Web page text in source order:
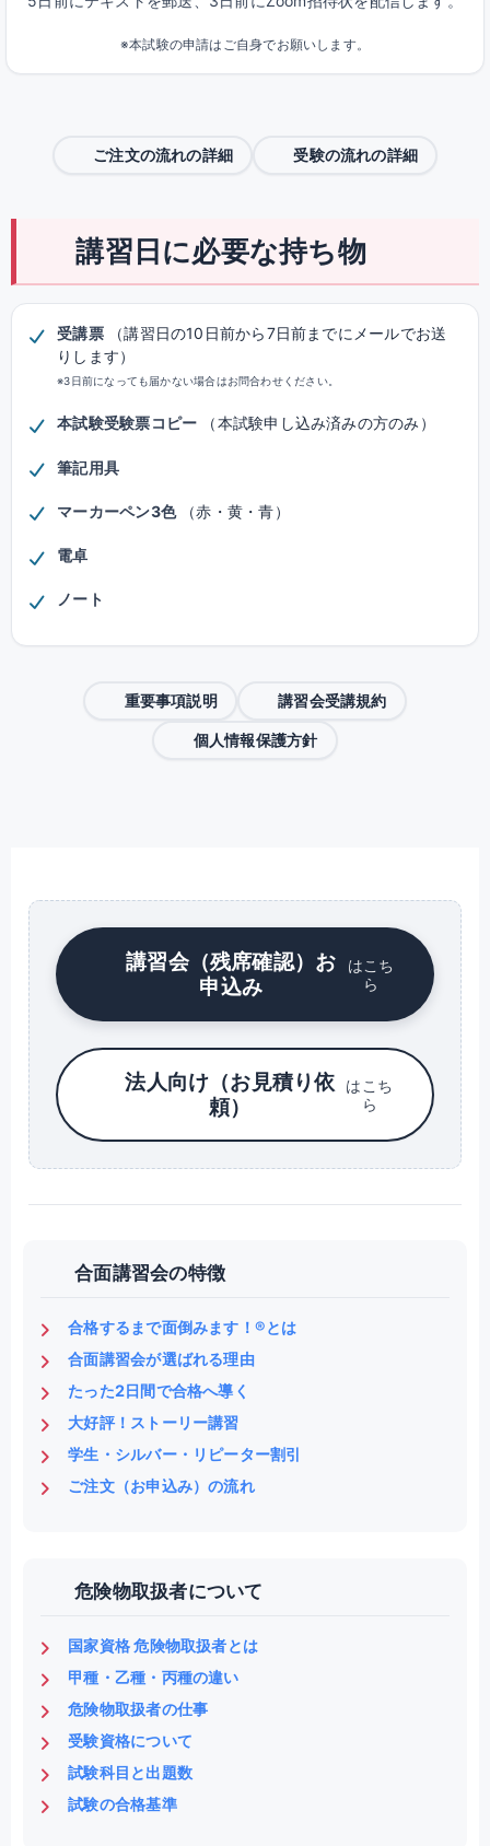
※本試験の申請はご自身でお願いします。
ご注文の流れの詳細 受験の流れの詳細
講習日に必要な持ち物
受講票
（講習日の10日前から7日前までにメールでお送
りします）
※3日前になっても届かない場合はお問合わせください。
本試験受験票コピー （本試験申し込み済みの方のみ）
筆記用具
マーカーペン3色 （赤・黄・青）
電卓
ノート
重要事項説明 講習会受講規約
個人情報保護方針
講習会（残席確認）お
申込み
はこち
ら
法人向け（お見積り依
頼）
はこち
ら
合面講習会の特徴
合格するまで面倒みます！®とは
合面講習会が選ばれる理由
たった2日間で合格へ導く
大好評！ストーリー講習
学生・シルバー・リピーター割引
ご注文（お申込み）の流れ
危険物取扱者について
国家資格 危険物取扱者とは
甲種・乙種・丙種の違い
危険物取扱者の仕事
受験資格について
試験科目と出題数
試験の合格基準